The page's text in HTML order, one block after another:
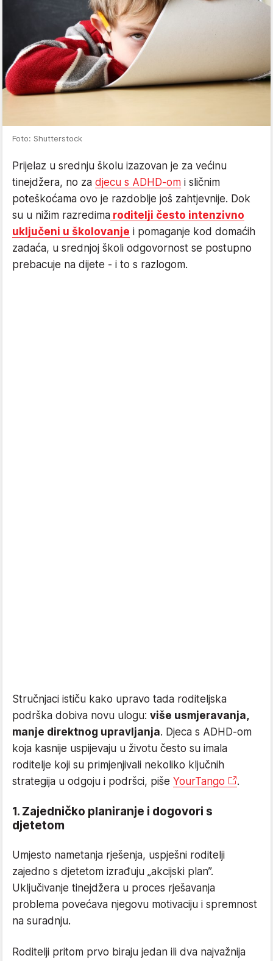
Foto: Shutterstock
Prijelaz u srednju školu izazovan je za većinu
tinejdžera, no za djecu s ADHD-om i sličnim
poteškoćama ovo je razdoblje još zahtjevnije. Dok
su u nižim razredima roditelji često intenzivno
uključeni u školovanje i pomaganje kod domaćih
zadaća, u srednjoj školi odgovornost se postupno
prebacuje na dijete - i to s razlogom.
Stručnjaci ističu kako upravo tada roditeljska
podrška dobiva novu ulogu: više usmjeravanja,
manje direktnog upravljanja. Djeca s ADHD-om
koja kasnije uspijevaju u životu često su imala
roditelje koji su primjenjivali nekoliko ključnih
strategija u odgoju i podršci, piše YourTango .
1. Zajedničko planiranje i dogovori s
djetetom
Umjesto nametanja rješenja, uspješni roditelji
zajedno s djetetom izrađuju „akcijski plan”.
Uključivanje tinejdžera u proces rješavanja
problema povećava njegovu motivaciju i spremnost
na suradnju.
Roditelji pritom prvo biraju jedan ili dva najvažnija